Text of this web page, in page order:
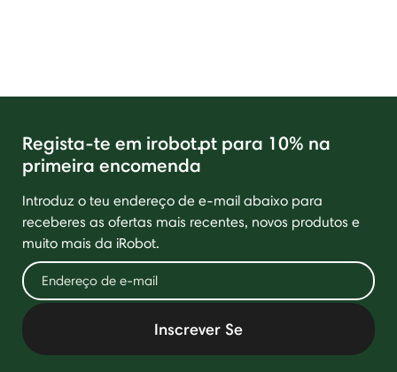
Regista-te em irobot.pt para 10% na
primeira encomenda
Introduz o teu endereço de e-mail abaixo para
receberes as ofertas mais recentes, novos produtos e
muito mais da iRobot.
Inscrever Se